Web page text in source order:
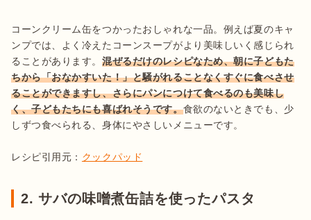
コーンクリーム缶をつかったおしゃれな一品。例えば夏のキャ
ンプでは、よく冷えたコーンスープがより美味しいく感じられ
ることがあります。混ぜるだけのレシピなため、朝に子どもた
ちから「おなかすいた！」と騒がれることなくすぐに食べさせ
ることができますし、さらにパンにつけて食べるのも美味し
く、子どもたちにも喜ばれそうです。食欲のないときでも、少
しずつ食べられる、身体にやさしいメニューです。
レシピ引用元： クックパッド
2. サバの味噌煮缶詰を使ったパスタ